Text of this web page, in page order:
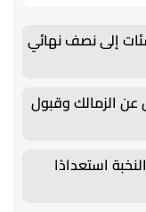
إلى نصف نهائي
عن الزمالك وقبول
استعدادًا